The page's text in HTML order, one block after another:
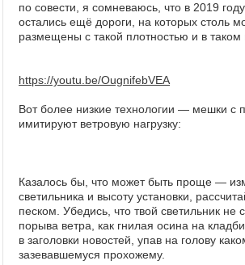
по совести, я сомневаюсь, что в 2019
остались ещё дороги, на которых столь
размещены с такой плотностью и в таком
https://youtu.be/OugnifebVEA
Вот более низкие технологии — мешки с
имитируют ветровую нагрузку:
Казалось бы, что может быть проще —
светильника и высоту установки,
песком. Убедись, что твой светильник не
порыва ветра, как гнилая осина на
в заголовки новостей, упав на голову
зазевавшемуся прохожему.